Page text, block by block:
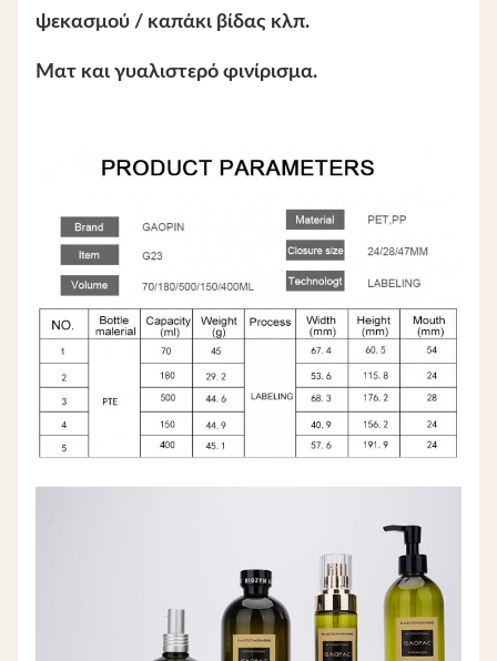
ψεκασμού / καπάκι βίδας κλπ.
Ματ και γυαλιστερό φινίρισμα.